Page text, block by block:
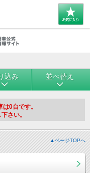
込み 並べ替え
0台です。
さい。
▲ページTOPへ